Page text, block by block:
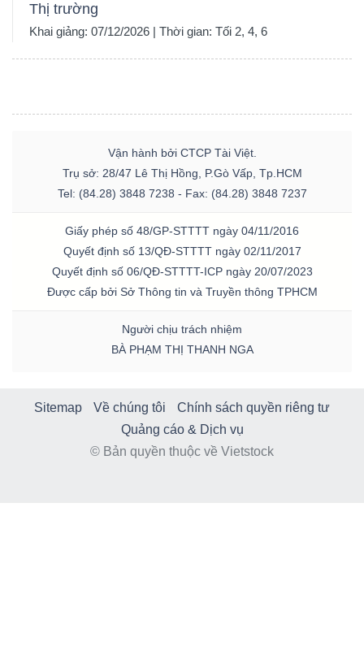
Thị trường
Khai giảng: 07/12/2026 | Thời gian: Tối 2, 4, 6
Vận hành bởi CTCP Tài Việt.
Trụ sở: 28/47 Lê Thị Hồng, P.Gò Vấp, Tp.HCM
Tel: (84.28) 3848 7238 - Fax: (84.28) 3848 7237
Giấy phép số 48/GP-STTTT ngày 04/11/2016
Quyết định số 13/QĐ-STTTT ngày 02/11/2017
Quyết định số 06/QĐ-STTTT-ICP ngày 20/07/2023
Được cấp bởi Sở Thông tin và Truyền thông TPHCM
Người chịu trách nhiệm
BÀ PHẠM THỊ THANH NGA
Sitemap Về chúng tôi
Chính sách quyền riêng tư
Quảng cáo & Dịch vụ
© Bản quyền thuộc về Vietstock